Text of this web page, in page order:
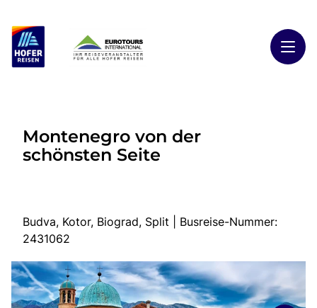
Highlights
Reiseländer
Busreisen
Kontakt
Montenegro von der
schönsten Seite
Budva, Kotor, Biograd, Split | Busreise-Nummer:
2431062